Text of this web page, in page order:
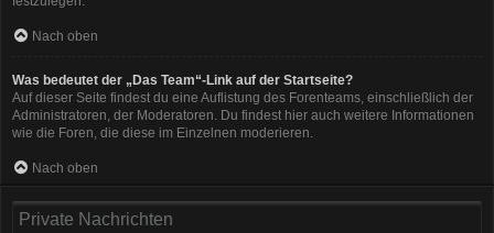
Nach oben
Was bedeutet der „Das Team“-Link auf der Startseite?
Auf dieser Seite findest du eine Auflistung des Forenteams, einschließlich der
Administratoren, der Moderatoren. Du findest hier auch weitere Informationen
wie die Foren, die diese im Einzelnen moderieren.
Nach oben
Private Nachrichten